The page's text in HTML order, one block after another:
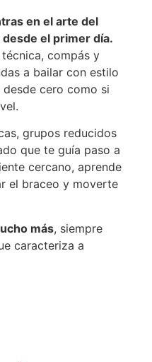
en el arte del
el primer día.
compás y
a bailar con estilo
cero como si
grupos reducidos
que te guía paso a
cercano, aprende
el braceo y moverte
más, siempre
caracteriza a